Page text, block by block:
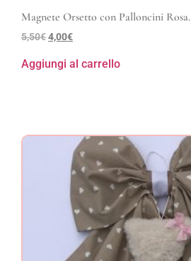
Magnete Orsetto con Palloncini Rosa.
5,50€4,00€
Aggiungi al carrello